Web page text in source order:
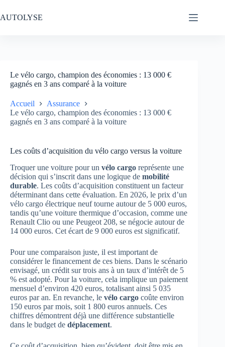
au
contenu
AUTOLYSE
Le vélo cargo, champion des économies : 13 000 €
gagnés en 3 ans comparé à la voiture
Accueil
Assurance
Le vélo cargo, champion des économies : 13 000 €
gagnés en 3 ans comparé à la voiture
Les coûts d’acquisition du vélo cargo versus la voiture
Troquer une voiture pour un vélo cargo représente une
décision qui s’inscrit dans une logique de mobilité
durable. Les coûts d’acquisition constituent un facteur
déterminant dans cette évaluation. En 2026, le prix d’un
vélo cargo électrique neuf tourne autour de 5 000 euros,
tandis qu’une voiture thermique d’occasion, comme une
Renault Clio ou une Peugeot 208, se négocie autour de
14 000 euros. Cet écart de 9 000 euros est significatif.
Pour une comparaison juste, il est important de
considérer le financement de ces biens. Dans le scénario
envisagé, un crédit sur trois ans à un taux d’intérêt de 5
% est adopté. Pour la voiture, cela implique un paiement
mensuel d’environ 420 euros, totalisant ainsi 5 035
euros par an. En revanche, le vélo cargo coûte environ
150 euros par mois, soit 1 800 euros annuels. Ces
chiffres démontrent déjà une différence substantielle
dans le budget de déplacement.